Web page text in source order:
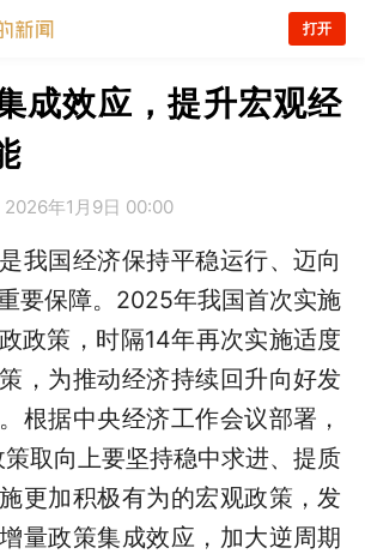
打开
成效应，提升宏观经
2026年1月9日 00:00
国经济保持平稳运行、迈向
要保障。2025年我国首次实施
政策，时隔14年再次实施适度
，为推动经济持续回升向好发
根据中央经济工作会议部署，
取向上要坚持稳中求进、提质
更加积极有为的宏观政策，发
量政策集成效应，加大逆周期